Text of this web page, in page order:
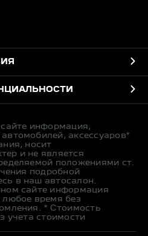
информация,
аксессуаров*
носит
и не является
положениями ст.
подробной
в наш автосалон.
сайте информация
время без
* Стоимость
учета стоимости